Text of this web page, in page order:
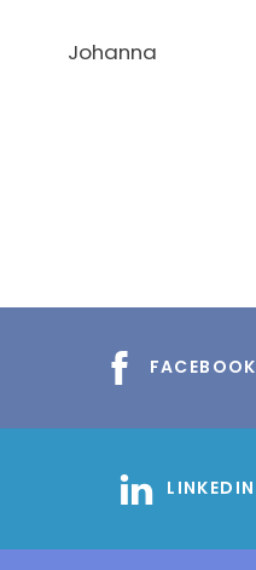
Johanna
FACEBOOK
LINKEDIN